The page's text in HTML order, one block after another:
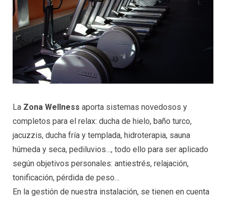
La Zona Wellness aporta sistemas novedosos y
completos para el relax: ducha de hielo, baño turco,
jacuzzis, ducha fría y templada, hidroterapia, sauna
húmeda y seca, pediluvios…, todo ello para ser aplicado
según objetivos personales: antiestrés, relajación,
tonificación, pérdida de peso…
En la gestión de nuestra instalación, se tienen en cuenta